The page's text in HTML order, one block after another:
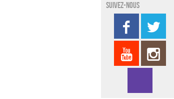
Suivez-nous